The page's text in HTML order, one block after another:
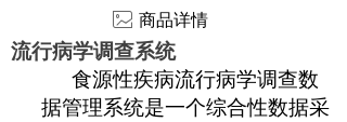
商品详情
流行病学调查系统
食源性疾病流行病学调查数
据管理系统是一个综合性数据采
ꂈ